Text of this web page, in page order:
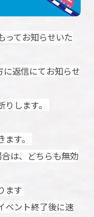
ってお知らせいた
に返信にてお知らせ
します。
す。
は、どちらも無効
ます
ベント終了後に速